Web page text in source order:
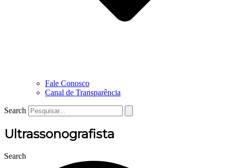
Fale Conosco
Canal de Transparência
Search
Ultrassonografista
Search